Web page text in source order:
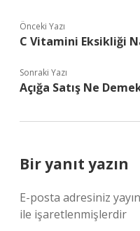
Önceki Yazı
C Vitamini Eksikliği
Sonraki Yazı
Açığa Satış Ne
Bir yanıt yazın
E-posta adresiniz
ile işaretlenmişlerdir